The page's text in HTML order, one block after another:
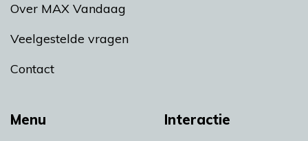
Menu Interactie
Over MAX Vandaag
Veelgestelde vragen
Contact